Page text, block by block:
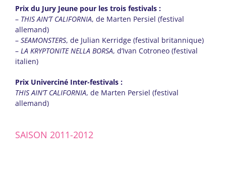
Prix du Jury Jeune pour les trois festivals :
– THIS AIN’T CALIFORNIA, de Marten Persiel (festival
allemand)
– SEAMONSTERS, de Julian Kerridge (festival britannique)
– LA KRYPTONITE NELLA BORSA, d’Ivan Cotroneo (festival
italien)
Prix Univerciné Inter-festivals :
THIS AIN’T CALIFORNIA, de Marten Persiel (festival
allemand)
SAISON 2011-2012